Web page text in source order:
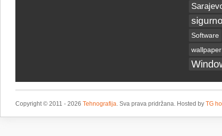
Software
wallpaper
Copyright © 2011 - 2026 Tehnografija. Sva prava pridržana. Hosted by TG